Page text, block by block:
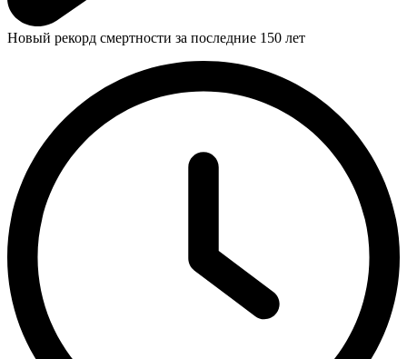
Новый рекорд смертности за последние 150 лет